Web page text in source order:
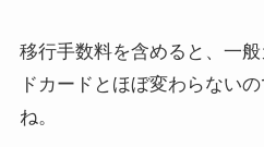
移行手数料を含めると、一
ドカードとほぼ変わらない
ね。